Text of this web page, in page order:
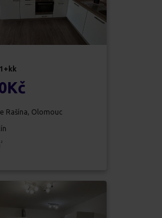
1+kk
Kč
Rašína, Olomouc
2